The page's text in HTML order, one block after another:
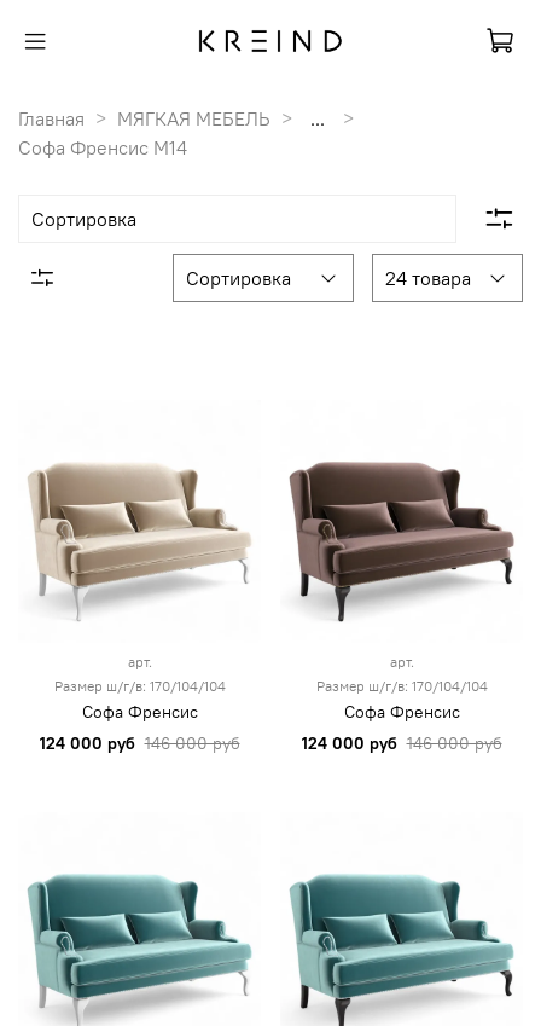
Главная МЯГКАЯ МЕБЕЛЬ
...
Софа Френсис M14
арт.
Размер ш/г/в: 170/104/104
Софа Френсис
124 000 руб 146 000 руб
арт.
Размер ш/г/в: 170/104/104
Софа Френсис
124 000 руб 146 000 руб